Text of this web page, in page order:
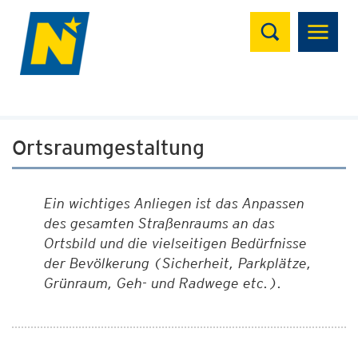
Suchen
Ortsraumgestaltung
Ein wichtiges Anliegen ist das Anpassen
des gesamten Straßenraums an das
Ortsbild und die vielseitigen Bedürfnisse
der Bevölkerung (Sicherheit, Parkplätze,
Grünraum, Geh- und Radwege etc.).